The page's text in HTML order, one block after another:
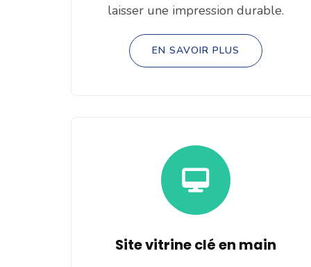
laisser une impression durable.
EN SAVOIR PLUS
Site vitrine clé en main